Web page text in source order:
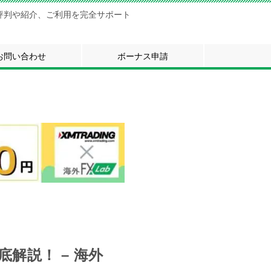
判や紹介、ご利用を完全サポート
問い合わせ ボーナス申請
解説！ – 海外